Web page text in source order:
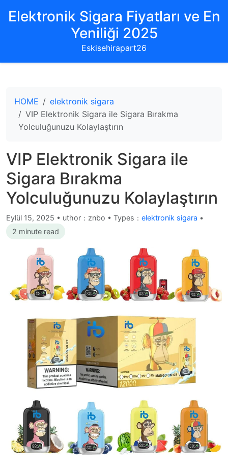
Elektronik Sigara Fiyatları ve En
Yeniliği 2025
Eskisehirapart26
HOME
elektronik sigara
VIP Elektronik Sigara ile Sigara Bırakma
Yolculuğunuzu Kolaylaştırın
VIP Elektronik Sigara ile
Sigara Bırakma
Yolculuğunuzu Kolaylaştırın
Eylül 15, 2025 • uthor：znbo • Types： elektronik sigara •
2 minute read